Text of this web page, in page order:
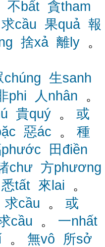
不bất 貪tham
求cầu 果quả 報
捨xả 離ly 。
chúng 生sanh
phi 人nhân 。
貴quý 。 或
惡ác 。 種
田điền
chư 方phương
悉tất 來lai 。
求cầu 。 或
cầu 。 一nhất
。 無vô
所sở